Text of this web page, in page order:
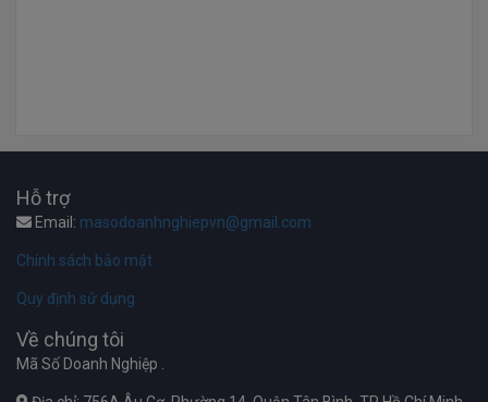
Hỗ trợ
Email: masodoanhnghiepvn@gmail.com
Chính sách bảo mật
Quy định sử dụng
Về chúng tôi
Mã Số Doanh Nghiệp .